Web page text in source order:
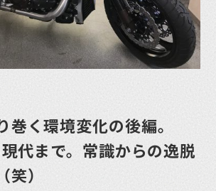
巻く環境変化の後編。
代まで。常識からの逸脱
）